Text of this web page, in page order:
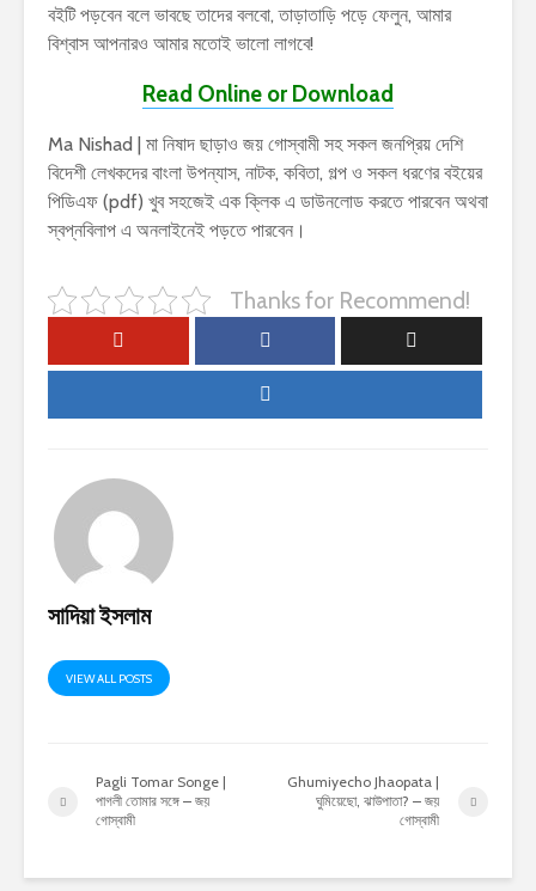
বইটি পড়বেন বলে ভাবছে তাদের বলবো, তাড়াতাড়ি পড়ে ফেলুন, আমার
বিশ্বাস আপনারও আমার মতোই ভালো লাগবে!
Read Online or Download
Ma Nishad | মা নিষাদ ছাড়াও জয় গোস্বামী সহ সকল জনপ্রিয় দেশি
বিদেশী লেখকদের বাংলা উপন্যাস, নাটক, কবিতা, গল্প ও সকল ধরণের বইয়ের
পিডিএফ (pdf) খুব সহজেই এক ক্লিক এ ডাউনলোড করতে পারবেন অথবা
স্বপ্নবিলাপ এ অনলাইনেই পড়তে পারবেন।
Thanks for Recommend!
সাদিয়া ইসলাম
VIEW ALL POSTS
Pagli Tomar Songe |
পাগলী তোমার সঙ্গে – জয়
গোস্বামী
Ghumiyecho Jhaopata |
ঘুমিয়েছো, ঝাউপাতা? – জয়
গোস্বামী